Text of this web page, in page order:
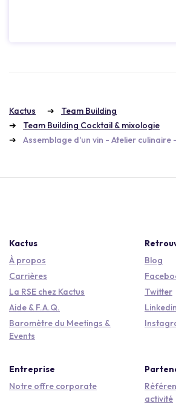
Kactus
Team Building
Team Building Cocktail & mixologie
Assemblage d'un vin - Atelier
Kactus
À propos
Carrières
La RSE chez Kactus
Aide & F.A.Q.
Baromètre du Meetings &
Events
Blog
Twitter
Linkedin
Entreprise
Notre offre corporate
activité